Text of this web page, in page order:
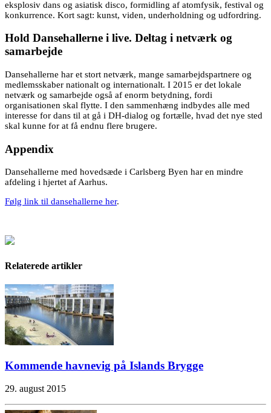
eksplosiv dans og asiatisk disco, formidling af atomfysik, festival og
konkurrence. Kort sagt: kunst, viden, underholdning og udfordring.
Hold Dansehallerne i live. Deltag i netværk og
samarbejde
Dansehallerne har et stort netværk, mange samarbejdspartnere og
medlemsskaber nationalt og internationalt. I 2015 er det lokale
netværk og samarbejde også af enorm betydning, fordi
organisationen skal flytte. I den sammenhæng indbydes alle med
interesse for dans til at gå i DH-dialog og fortælle, hvad det nye sted
skal kunne for at få endnu flere brugere.
Appendix
Dansehallerne med hovedsæde i Carlsberg Byen har en mindre
afdeling i hjertet af Aarhus.
Følg link til dansehallerne her.
Relaterede artikler
Kommende havnevig på Islands Brygge
29. august 2015